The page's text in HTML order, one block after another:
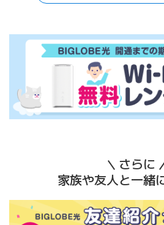
さらに
家族や友人と一緒